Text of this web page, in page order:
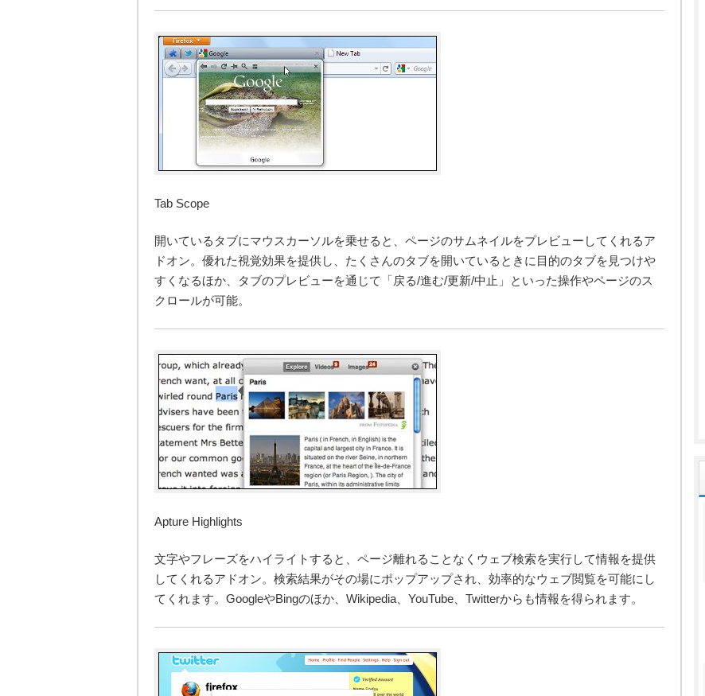
Tab Scope
開いているタブにマウスカーソルを乗せると、ページのサムネイルをプレビューしてくれるア
ドオン。優れた視覚効果を提供し、たくさんのタブを開いているときに目的のタブを見つけや
すくなるほか、タブのプレビューを通じて「戻る/進む/更新/中止」といった操作やページのス
クロールが可能。
Apture Highlights
文字やフレーズをハイライトすると、ページ離れることなくウェブ検索を実行して情報を提供
してくれるアドオン。検索結果がその場にポップアップされ、効率的なウェブ閲覧を可能にし
てくれます。GoogleやBingのほか、Wikipedia、YouTube、Twitterからも情報を得られます。